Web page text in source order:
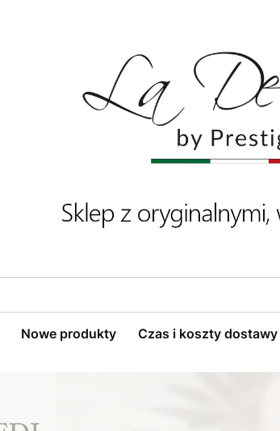
Nowe produkty Czas i koszty dostawy